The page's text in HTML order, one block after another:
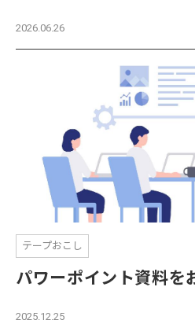
2026.06.26
テープおこし
パワーポイント資料を
2025.12.25